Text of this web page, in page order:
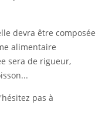
devra être composée
alimentaire
sera de rigueur,
pas à